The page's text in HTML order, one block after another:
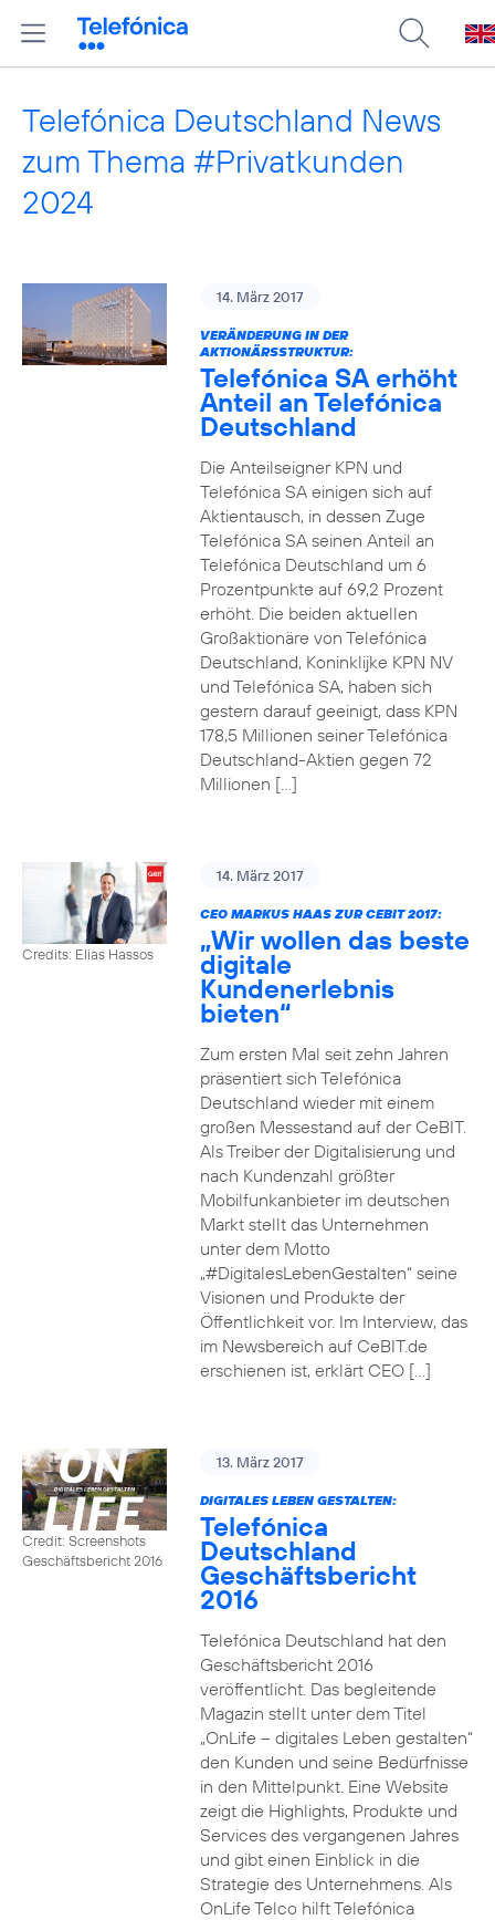
Telefónica Deutschland News
zum Thema #Privatkunden
2024
14. März 2017
VERÄNDERUNG IN DER
AKTIONÄRSSTRUKTUR:
Telefónica SA erhöht
Anteil an Telefónica
Deutschland
Die Anteilseigner KPN und
Telefónica SA einigen sich auf
Aktientausch, in dessen Zuge
Telefónica SA seinen Anteil an
Telefónica Deutschland um 6
Prozentpunkte auf 69,2 Prozent
erhöht. Die beiden aktuellen
Großaktionäre von Telefónica
Deutschland, Koninklijke KPN NV
und Telefónica SA, haben sich
gestern darauf geeinigt, dass KPN
178,5 Millionen seiner Telefónica
Deutschland-Aktien gegen 72
Millionen […]
Credits: Elias Hassos
14. März 2017
CEO MARKUS HAAS ZUR CEBIT 2017:
„Wir wollen das beste
digitale
Kundenerlebnis
bieten“
Zum ersten Mal seit zehn Jahren
präsentiert sich Telefónica
Deutschland wieder mit einem
großen Messestand auf der CeBIT.
Als Treiber der Digitalisierung und
nach Kundenzahl größter
Mobilfunkanbieter im deutschen
Markt stellt das Unternehmen
unter dem Motto
„#DigitalesLebenGestalten“ seine
Visionen und Produkte der
Öffentlichkeit vor. Im Interview, das
im Newsbereich auf CeBIT.de
erschienen ist, erklärt CEO […]
Credit: Screenshots
Geschäftsbericht 2016
13. März 2017
DIGITALES LEBEN GESTALTEN:
Telefónica
Deutschland
Geschäftsbericht
2016
Telefónica Deutschland hat den
Geschäftsbericht 2016
veröffentlicht. Das begleitende
Magazin stellt unter dem Titel
„OnLife – digitales Leben gestalten“
den Kunden und seine Bedürfnisse
in den Mittelpunkt. Eine Website
zeigt die Highlights, Produkte und
Services des vergangenen Jahres
und gibt einen Einblick in die
Strategie des Unternehmens. Als
OnLife Telco hilft Telefónica